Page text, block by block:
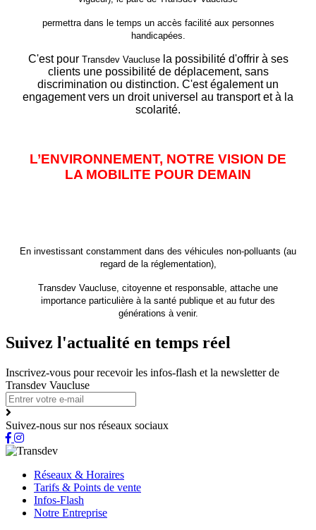
permettra dans le temps un accès facilité aux personnes
handicapées.
C'est pour Transdev Vauclusela possibilité d'offrir à ses
clients une possibilité de déplacement, sans
discrimination ou distinction. C'est également un
engagement vers un droit universel au transport et à la
scolarité.
L’ENVIRONNEMENT, NOTRE VISION DE
LA MOBILITE POUR DEMAIN
En investissant constamment dans des véhicules non-polluants (au
regard de la réglementation),
Transdev Vaucluse, citoyenne et responsable, attache une
importance particulière à la santé publique et au futur des
générations à venir.
Suivez l'actualité en temps réel
Inscrivez-vous pour recevoir les infos-flash et la newsletter de
Transdev Vaucluse
Suivez-nous sur nos réseaux sociaux
Réseaux & Horaires
Tarifs & Points de vente
Infos-Flash
Notre Entreprise